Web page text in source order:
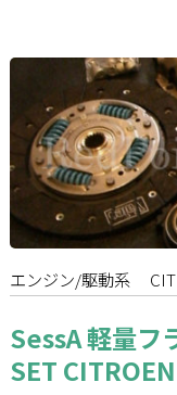
エンジン/駆動系
SessA 軽量フ
SET